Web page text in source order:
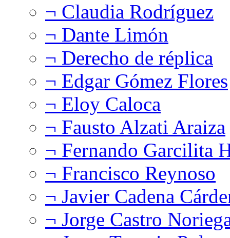
¬ Claudia Rodríguez
¬ Dante Limón
¬ Derecho de réplica
¬ Edgar Gómez Flores
¬ Eloy Caloca
¬ Fausto Alzati Araiza
¬ Fernando Garcilita
¬ Francisco Reynoso
¬ Javier Cadena
¬ Jorge Castro